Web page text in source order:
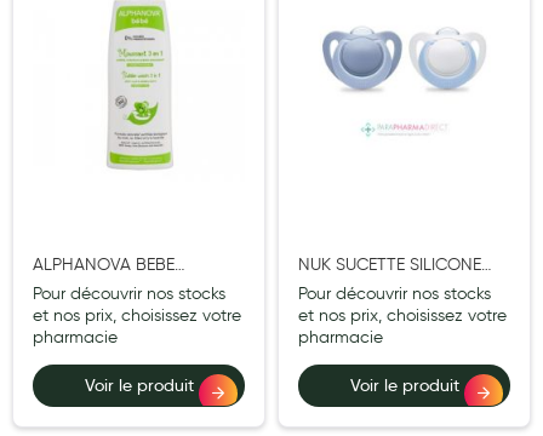
ALPHANOVA BEBE
MOUSSANT 3EN1 BIO
500ML
Pour découvrir nos stocks
et nos prix, choisissez votre
pharmacie
Voir le produit
NUK SUCETTE SILICONE
GENIUS GARCON 0/6M X2
Pour découvrir nos stocks
et nos prix, choisissez votre
pharmacie
Voir le produit